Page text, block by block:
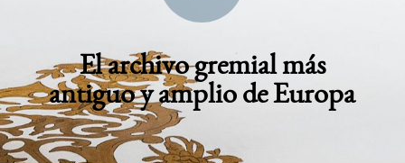
El archivo gremial más
antiguo y amplio de Europa